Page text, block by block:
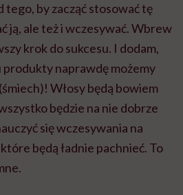
tego, by zacząć stosować tę
ją, ale też i wczesywać. Wbrew
krok do sukcesu. I dodam,
produkty naprawdę możemy
Włosy będą bowiem
będzie na nie dobrze
się wczesywania na
będą ładnie pachnieć. To